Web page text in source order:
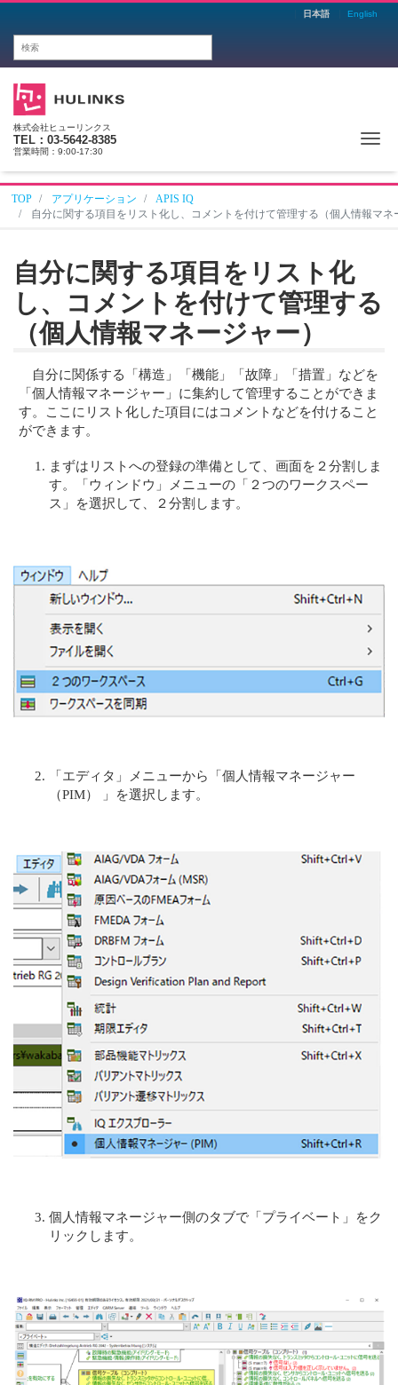
日本語 English
株式会社ヒューリンクス
TEL：03-5642-8385
営業時間：9:00-17:30
TOP アプリケーション
APIS IQ
自分に関する項目をリスト化し、コメントを付けて管理する（個人情報マネ
自分に関する項目をリスト化
し、コメントを付けて管理する
（個人情報マネージャー）
自分に関係する「構造」「機能」「故障」「措置」などを
「個人情報マネージャー」に集約して管理することができま
す。ここにリスト化した項目にはコメントなどを付けること
ができます。
まずはリストへの登録の準備として、画面を２分割しま
す。「ウィンドウ」メニューの「２つのワークスペー
ス」を選択して、２分割します。
「エディタ」メニューから「個人情報マネージャー
（PIM） 」を選択します。
個人情報マネージャー側のタブで「プライベート」をク
リックします。